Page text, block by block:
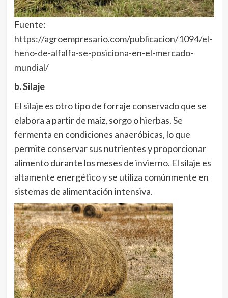
Fuente:
https://agroempresario.com/publicacion/1094/el-
heno-de-alfalfa-se-posiciona-en-el-mercado-
mundial/
b. Silaje
El silaje es otro tipo de forraje conservado que se
elabora a partir de maíz, sorgo o hierbas. Se
fermenta en condiciones anaeróbicas, lo que
permite conservar sus nutrientes y proporcionar
alimento durante los meses de invierno. El silaje es
altamente energético y se utiliza comúnmente en
sistemas de alimentación intensiva.